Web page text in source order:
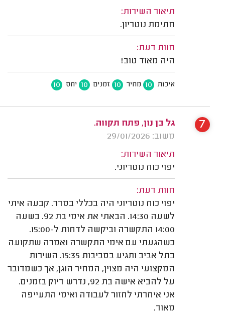
תיאור השירות:
חתימת נוטריון.
חוות דעת:
היה מאוד טוב!
איכות 10 מחיר 10 זמנים 10 יחס 10
גל בן נון, פתח תקווה.
משוב: 29/01/2026
תיאור השירות:
יפוי כוח נוטריוני.
חוות דעת:
יפוי כוח נוטריוני היה בכללי בסדר. קבעה איתי
לשעה 14:30. הבאתי את אימי בת 92. בשעה
14:00 התקשרה וביקשה לדחות ל-15:00.
כשהגעתי עם אימי התקשרה ואמרה שתקועה
בתל אביב ותגיע בסביבות 15:35. השירות
המקצועי היה מצוין, המחיר הוגן, אך כשמדובר
על להביא אישה בת 92, נדרש דיוק בזמנים.
אני איחרתי לחזור לעבודה ואימי התעייפה
מאוד.
7